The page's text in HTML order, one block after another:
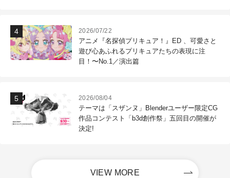
2026/07/22
アニメ『名探偵プリキュア！』ED 、可愛さと
遊び心あふれるプリキュアたちの表現に注
目！〜No.1／演出篇
2026/08/04
テーマは「スザンヌ」Blenderユーザー限定CG
作品コンテスト「b3d創作祭」五回目の開催が
決定!
VIEW MORE